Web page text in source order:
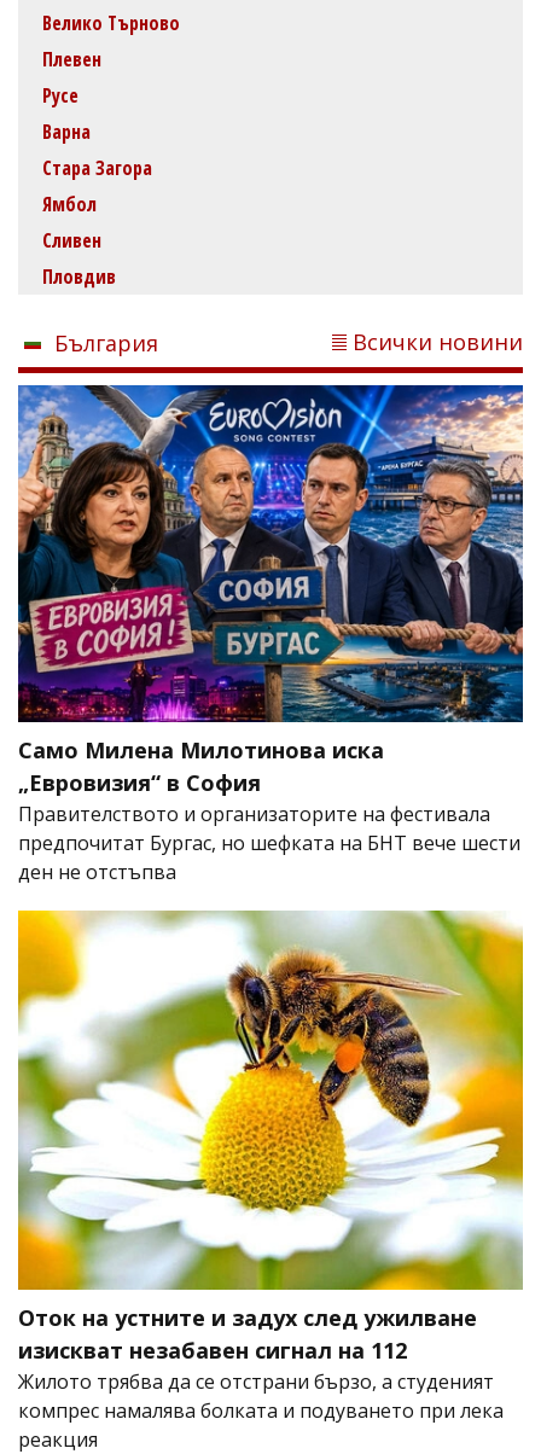
Велико Търново
Плевен
Русе
Варна
Стара Загора
Ямбол
Сливен
Пловдив
България Всички новини
Само Милена Милотинова иска
„Евровизия“ в София
Правителството и организаторите на фестивала
предпочитат Бургас, но шефката на БНТ вече шести
ден не отстъпва
Оток на устните и задух след ужилване
изискват незабавен сигнал на 112
Жилото трябва да се отстрани бързо, а студеният
компрес намалява болката и подуването при лека
реакция